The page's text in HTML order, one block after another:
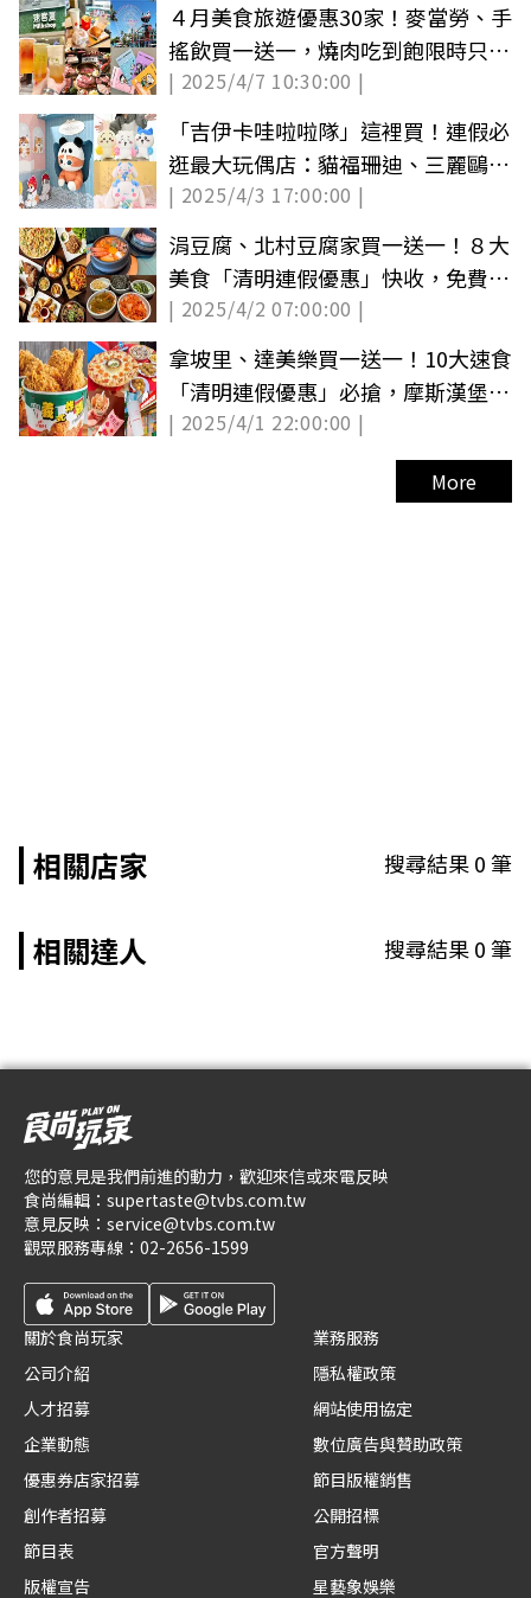
４月美食旅遊優惠30家！麥當勞、手
搖飲買一送一，燒肉吃到飽限時只要
80元
| 2025/4/7 10:30:00 |
「吉伊卡哇啦啦隊」這裡買！連假必
逛最大玩偶店：貓福珊迪、三麗鷗邱
比特
| 2025/4/3 17:00:00 |
涓豆腐、北村豆腐家買一送一！８大
美食「清明連假優惠」快收，免費麻
辣鍋吃到飽
| 2025/4/2 07:00:00 |
拿坡里、達美樂買一送一！10大速食
「清明連假優惠」必搶，摩斯漢堡免
費送紅茶
| 2025/4/1 22:00:00 |
More
相關店家 搜尋結果0筆
相關達人 搜尋結果0筆
您的意見是我們前進的動力，歡迎來信或來電反映
食尚編輯： supertaste@tvbs.com.tw
意見反映： service@tvbs.com.tw
觀眾服務專線： 02-2656-1599
關於食尚玩家
公司介紹
人才招募
企業動態
優惠券店家招募
創作者招募
節目表
版權宣告
業務服務
隱私權政策
網站使用協定
數位廣告與贊助政策
節目版權銷售
公開招標
官方聲明
星藝象娛樂